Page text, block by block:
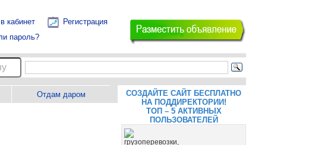
кабинет
Регистрация
пароль?
Отдам даром
СОЗДАЙТЕ САЙТ БЕСПЛАТНО
НА ПОДДИРЕКТОРИИ!
ТОП – 5 АКТИВНЫХ
ПОЛЬЗОВАТЕЛЕЙ